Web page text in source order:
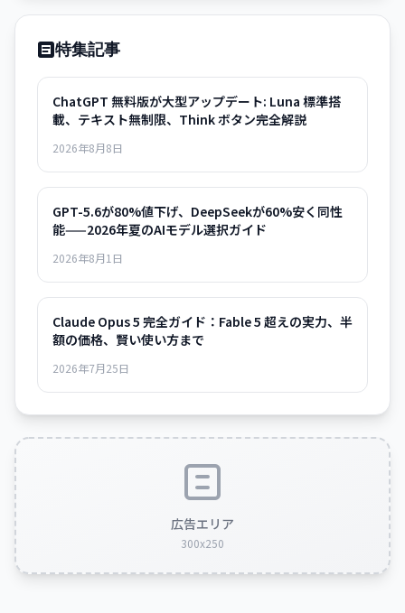
特集記事
ChatGPT 無料版が大型アップデート: Luna 標準搭
載、テキスト無制限、Think ボタン完全解説
2026年8月8日
GPT-5.6が80%値下げ、DeepSeekが60%安く同性
能——2026年夏のAIモデル選択ガイド
2026年8月1日
Claude Opus 5 完全ガイド：Fable 5 超えの実力、半
額の価格、賢い使い方まで
2026年7月25日
広告エリア
300x250